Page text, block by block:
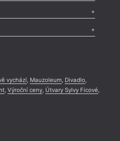
vychází, Mauzoleum, Divadlo,
, Výroční ceny, Útvary Sylvy Ficové,